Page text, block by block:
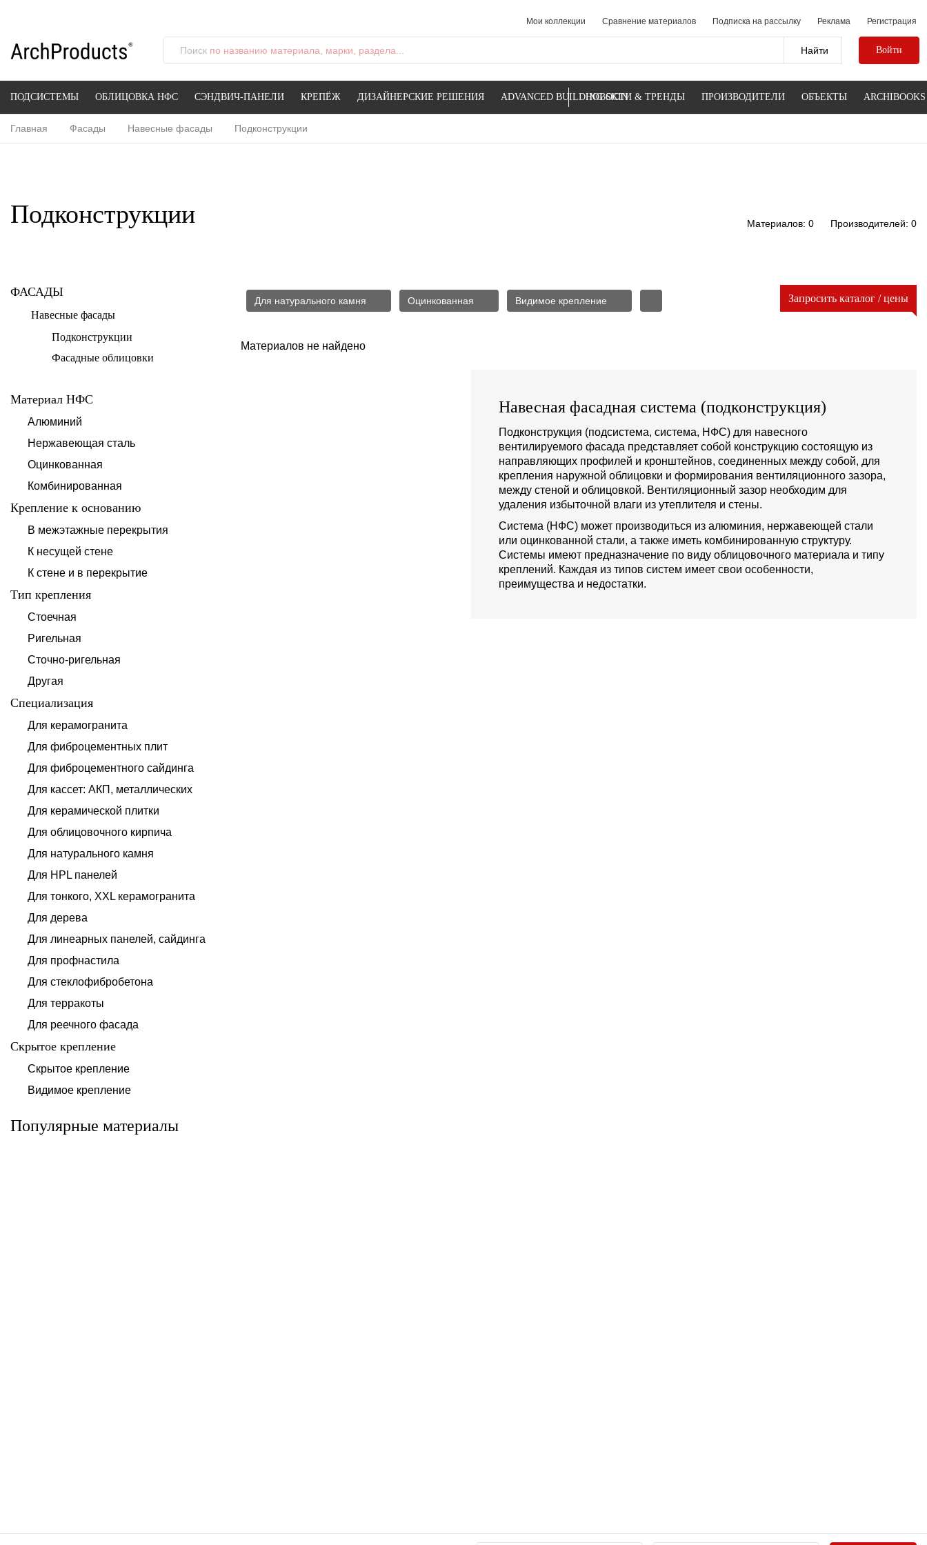
Мои коллекции Сравнение материалов Подписка на рассылку Реклама Регистрация
Поиск по названию материала, марки, раздела... Войти
ПОДСИСТЕМЫ ОБЛИЦОВКА НФС СЭНДВИЧ-ПАНЕЛИ КРЕПЁЖ ДИЗАЙНЕРСКИЕ РЕШЕНИЯ ADVANCED BUILDING SKINНОВОСТИ & ТРЕНДЫ ПРОИЗВОДИТЕЛИ ОБЪЕКТЫ ARCHIBOOKS
Главная Фасады Навесные фасады Подконструкции
Подконструкции Материалов: 0 Производителей: 0
ФАСАДЫ
Навесные фасады
Подконструкции
Фасадные облицовки
Материал НФС
Алюминий
Нержавеющая сталь
Оцинкованная
Комбинированная
Крепление к основанию
В межэтажные перекрытия
К несущей стене
К стене и в перекрытие
Тип крепления
Стоечная
Ригельная
Сточно-ригельная
Другая
Специализация
Для керамогранита
Для фиброцементных плит
Для фиброцементного сайдинга
Для кассет: АКП, металлических
Для керамической плитки
Для облицовочного кирпича
Для натурального камня
Для HPL панелей
Для тонкого, XXL керамогранита
Для дерева
Для линеарных панелей, сайдинга
Для профнастила
Для стеклофибробетона
Для терракоты
Для реечного фасада
Скрытое крепление
Скрытое крепление
Видимое крепление
Популярные материалы
Система для
облицовки
клинкерными
плитками «под
Альтернатива
Альтернатива
Для натурального камня Оцинкованная Видимое крепление Запросить каталог / цены
Материалов не найдено
Навесная фасадная система (подконструкция)
Подконструкция (подсистема, система, НФС) для навесного
вентилируемого фасада представляет собой конструкцию состоящую из
направляющих профилей и кронштейнов, соединенных между собой, для
крепления наружной облицовки и формирования вентиляционного зазора,
между стеной и облицовкой. Вентиляционный зазор необходим для
удаления избыточной влаги из утеплителя и стены.
Система (НФС) может производиться из алюминия, нержавеющей стали
или оцинкованной стали, а также иметь комбинированную структуру.
Системы имеют предназначение по виду облицовочного материала и типу
креплений. Каждая из типов систем имеет свои особенности,
преимущества и недостатки.